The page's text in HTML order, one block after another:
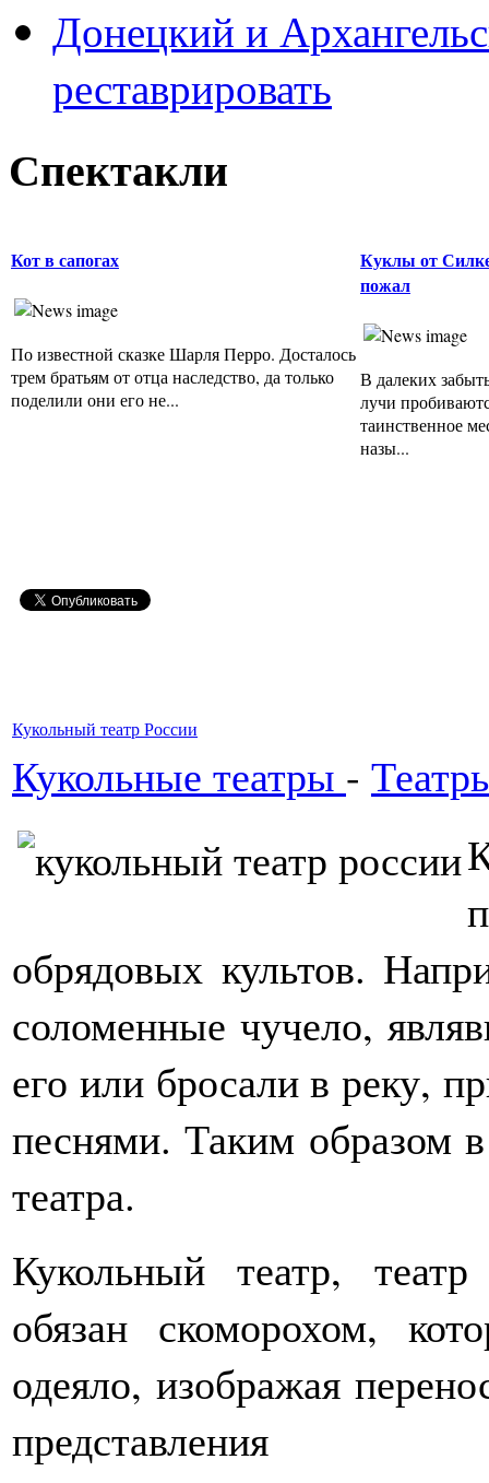
Донецкий и
реставрировать
Спектакли
Кот в сапогах
По известной сказке Шарля Перро. Досталось
трем братьям от отца наследство, да только
поделили они его не...
Куклы от
пожал
В далеких
лучи
таинственное
назы...
Кукольный театр России
Кукольные театры -
обрядовых культов.
соломенные чучело,
его или бросали в реку,
песнями. Таким образом
театра.
Кукольный театр,
обязан скоморохом,
одеяло, изображая
представления